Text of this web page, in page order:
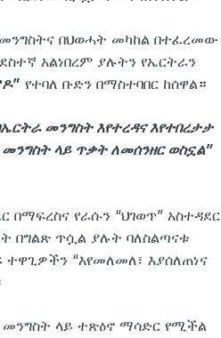
በህወሓት መካከል በተፈረመው
አልነበረም ያሉትን የኤርትራን
የተባለ ቡድን በማስተባበር ከሰዋል።
መንግስት እየተረዳና እየተበረታታ
ላይ ጥቃት ለመሰንዘር ወስኗል”
በማፍረስና የራሱን “ህገወጥ” አስተዳደር
በግልጽ ጥሷል ያሉት ባለስልጣናቱ
“እየመለመለ፣ እያሰለጠነና
ላይ ተጽዕኖ ማሳድር የሚችል